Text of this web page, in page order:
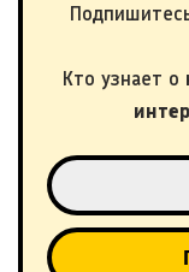
Кто узнает о